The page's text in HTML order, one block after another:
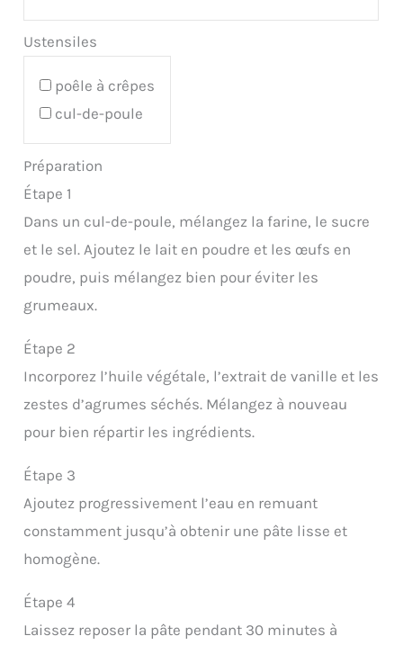
Ustensiles
poêle à crêpes
cul-de-poule
Préparation
Étape 1
Dans un cul-de-poule, mélangez la farine, le sucre
et le sel. Ajoutez le lait en poudre et les œufs en
poudre, puis mélangez bien pour éviter les
grumeaux.
Étape 2
Incorporez l’huile végétale, l’extrait de vanille et les
zestes d’agrumes séchés. Mélangez à nouveau
pour bien répartir les ingrédients.
Étape 3
Ajoutez progressivement l’eau en remuant
constamment jusqu’à obtenir une pâte lisse et
homogène.
Étape 4
Laissez reposer la pâte pendant 30 minutes à